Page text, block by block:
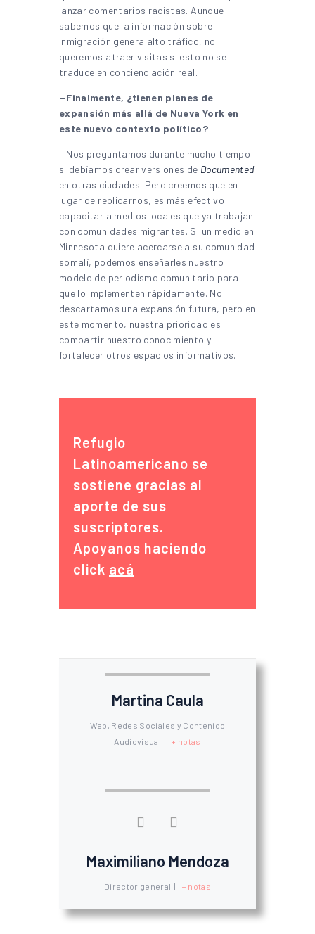
lanzar comentarios racistas. Aunque
sabemos que la información sobre
inmigración genera alto tráfico, no
queremos atraer visitas si esto no se
traduce en concienciación real.
—Finalmente, ¿tienen planes de
expansión más allá de Nueva York en
este nuevo contexto político?
—Nos preguntamos durante mucho tiempo
si debíamos crear versiones de Documented
en otras ciudades. Pero creemos que en
lugar de replicarnos, es más efectivo
capacitar a medios locales que ya trabajan
con comunidades migrantes. Si un medio en
Minnesota quiere acercarse a su comunidad
somalí, podemos enseñarles nuestro
modelo de periodismo comunitario para
que lo implementen rápidamente. No
descartamos una expansión futura, pero en
este momento, nuestra prioridad es
compartir nuestro conocimiento y
fortalecer otros espacios informativos.
Refugio
Latinoamericano se
sostiene gracias al
aporte de sus
suscriptores.
Apoyanos haciendo
click acá
Martina Caula
Web, Redes Sociales y Contenido
Audiovisual | + notas
Maximiliano Mendoza
Director general | + notas